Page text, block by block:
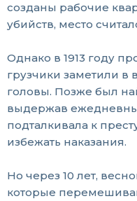
созданы рабочие
убийств, место
Однако в 1913 году
грузчики заметили в
головы. Позже был
выдержав
подталкивала к
избежать наказания.
Но через 10 лет,
которые